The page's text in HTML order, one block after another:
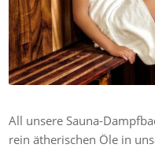
All unsere Sauna-
rein ätherischen Öle in